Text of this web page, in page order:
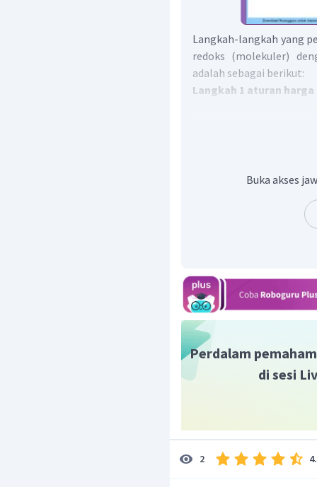
Langkah-langkah yang
redoks (molekuler)
adalah sebagai berikut:
Langkah 1 aturan
Jumlah biloks unsur
Dalam senyawa,
Kecuali senyawa
biloks O =
Langkah 2 tentukan
(senyawa netral)
Biloks K + biloks Cr +
biloks H + biloks Cl = 0
Reaksi ionisasi
Buka akses
Perdalam
di sesi
2